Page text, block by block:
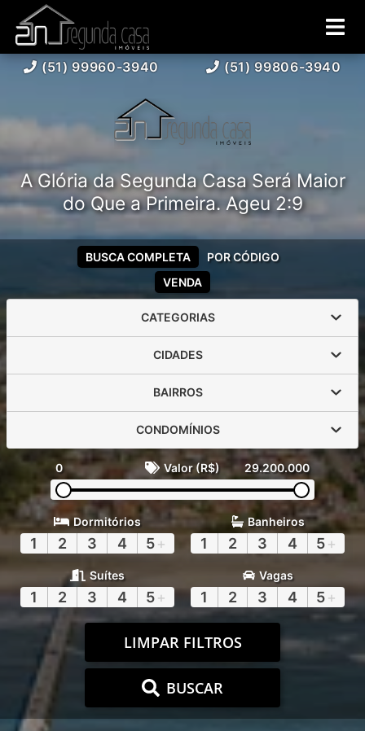
(51) 99960-3940 (51) 99806-3940
A Glória da Segunda Casa Será Maior
do Que a Primeira. Ageu 2:9
VENDA
BUSCA COMPLETA POR CÓDIGO
CATEGORIAS
CIDADES
BAIRROS
CONDOMÍNIOS
0 Valor (R$) 29.200.000
Dormitórios
1 2 3 4 5+
Banheiros
1 2 3 4 5+
Suítes
1 2 3 4 5+
Vagas
1 2 3 4 5+
LIMPAR FILTROS
BUSCAR